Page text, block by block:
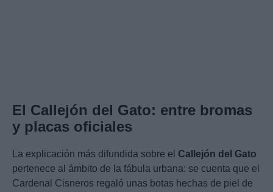
El Callejón del Gato: entre bromas
y placas oficiales
La explicación más difundida sobre el Callejón del Gato
pertenece al ámbito de la fábula urbana: se cuenta que el
Cardenal Cisneros regaló unas botas hechas de piel de